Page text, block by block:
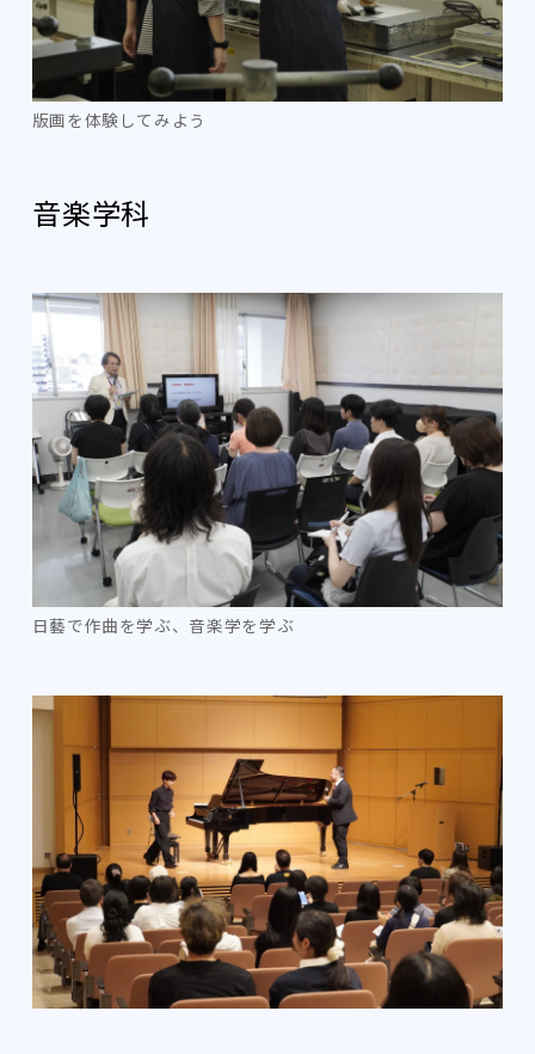
版画を体験してみよう
音楽学科
日藝で作曲を学ぶ、音楽学を学ぶ